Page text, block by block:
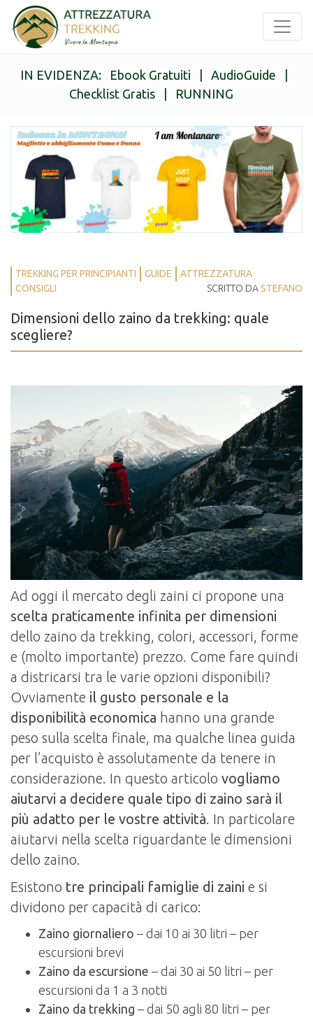
IN EVIDENZA: Ebook Gratuiti AudioGuide
Checklist Gratis| RUNNING
TREKKING PER PRINCIPIANTI GUIDE
ATTREZZATURA
CONSIGLI
SCRITTO DASTEFANO
Dimensioni dello zaino da trekking: quale
scegliere?
Ad oggi il mercato degli zaini ci propone una
scelta praticamente infinita per dimensioni
dello zaino da trekking, colori, accessori, forme
e (molto importante) prezzo. Come fare quindi
a districarsi tra le varie opzioni disponibili?
Ovviamente il gusto personale e la
disponibilità economica hanno una grande
peso sulla scelta finale, ma qualche linea guida
per l’acquisto è assolutamente da tenere in
considerazione. In questo articolo vogliamo
aiutarvi a decidere quale tipo di zaino sarà il
più adatto per le vostre attività. In particolare
aiutarvi nella scelta riguardante le dimensioni
dello zaino.
Esistono tre principali famiglie di zaini e si
dividono per capacità di carico:
Zaino giornaliero – dai 10 ai 30 litri – per
escursioni brevi
Zaino da escursione – dai 30 ai 50 litri – per
escursioni da 1 a 3 notti
Zaino da trekking – dai 50 agli 80 litri – per